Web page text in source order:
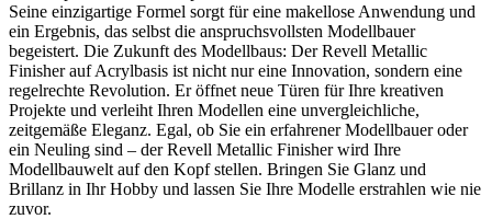
Seine einzigartige Formel sorgt für eine makellose Anwendung und
ein Ergebnis, das selbst die anspruchsvollsten Modellbauer
begeistert. Die Zukunft des Modellbaus: Der Revell Metallic
Finisher auf Acrylbasis ist nicht nur eine Innovation, sondern eine
regelrechte Revolution. Er öffnet neue Türen für Ihre kreativen
Projekte und verleiht Ihren Modellen eine unvergleichliche,
zeitgemäße Eleganz. Egal, ob Sie ein erfahrener Modellbauer oder
ein Neuling sind – der Revell Metallic Finisher wird Ihre
Modellbauwelt auf den Kopf stellen. Bringen Sie Glanz und
Brillanz in Ihr Hobby und lassen Sie Ihre Modelle erstrahlen wie nie
zuvor.